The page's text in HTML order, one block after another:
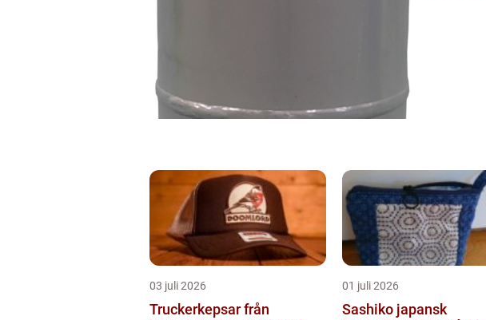
03 juli 2026
Truckerkepsar från
01 juli 2026
Sashiko japansk